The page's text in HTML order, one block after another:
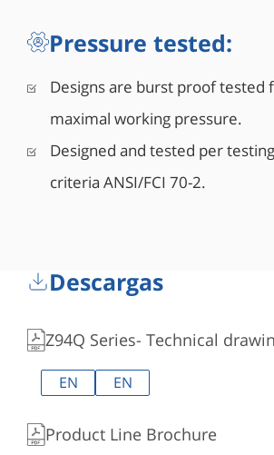
Pressure tested:
Designs are burst proof tested
maximal working pressure.
Designed and tested per
criteria ANSI/FCI 70-2.
Descargas
Z94Q Series- Technical
EN EN
Product Line Brochure